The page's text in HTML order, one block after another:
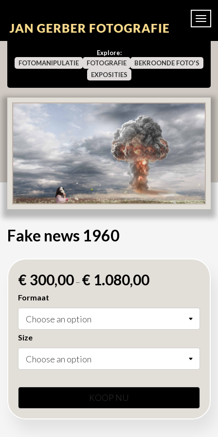
Explore:
FOTOMANIPULATIE
FOTOGRAFIE
BEKROONDE FOTO'S
EXPOSITIES
Fake news 1960
€ 300,00– € 1.080,00
Formaat
Size
KOOP NU